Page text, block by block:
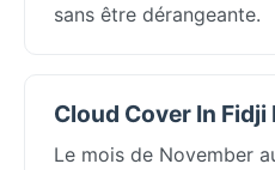
sans être dérangeante.
Cloud Cover In
Le mois de November